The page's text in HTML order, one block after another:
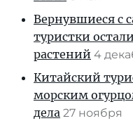
Вернувшиеся с
туристки
растений 4
Китайский
морским
дела 27 ноября